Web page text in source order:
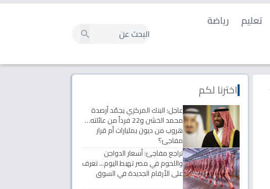
تعليم
رياضة
اخترنا لكم
عاجل: البنك المركزي يجمّد أرصدة
محمد الخشن و22 فرداً من عائلته…
هروب من ديون بمليارات أم قرار
مفاجئ؟
تراجع مفاجئ: أسعار الدواجن
واللحوم في مصر تهبط اليوم... تعرف
على الأرقام الجديدة في السوق